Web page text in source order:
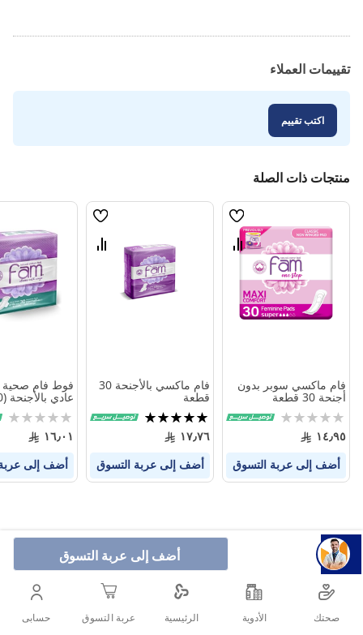
أضف إلى عربة التسوق
تقييمات العملاء
اكتب تقييم
منتجات ذات الصلة
قائمة
قارن
فام ماكسي سوبر بدون
أجنحة 30 قطعة
Rating:
0%
١٤٫٩٥
أضف إلى عربة التسوق
قائمة
قارن
فام ماكسي بالأجنحة 30
قطعة
تقييم:
100%
١٧٫٧٦
أضف إلى عربة التسوق
فوط فام
عادي بالأجنحة (30 فوطة)
Rating:
0%
١٦٫٠١
أضف إلى
صحتك الأدوية الرئيسية عربة التسوق حسابى